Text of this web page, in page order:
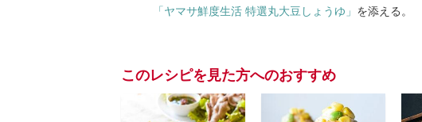
「ヤマサ鮮度生活 特選丸大豆しょうゆ」 を添える。
このレシピを見た方へのおすすめ